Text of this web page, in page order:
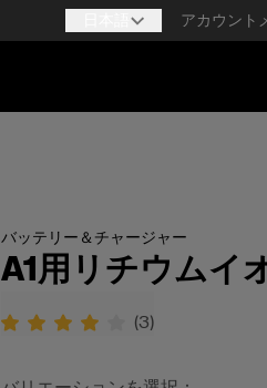
アカウント
バッテリー＆チャージャー
A1用リチウムイ
(3)